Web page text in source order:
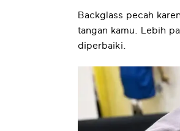
Backglass pecah
tangan kamu. Lebih
diperbaiki.